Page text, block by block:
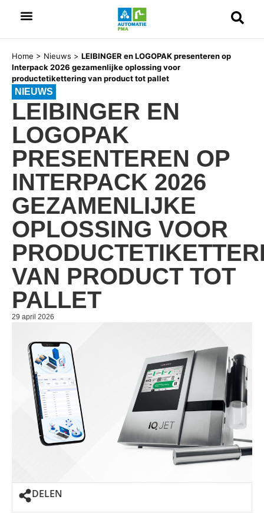
Home > Nieuws > LEIBINGER en LOGOPAK presenteren op
Interpack 2026 gezamenlijke oplossing voor
productetikettering van product tot pallet
NIEUWS
LEIBINGER EN
LOGOPAK
PRESENTEREN OP
INTERPACK 2026
GEZAMENLIJKE
OPLOSSING VOOR
VAN PRODUCT TOT
PALLET
29 april 2026
DELEN